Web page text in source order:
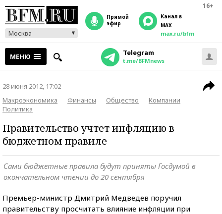
16+
Москва
прямой
эфир
Канал в
MAX
max.ru/bfm
МЕНЮ Telegram
t.me/BFMnews
28 июня 2012, 17:02
Макроэкономика
Финансы Общество
Компании
Политика
Правительство учтет инфляцию в
бюджетном правиле
Сами бюджетные правила будут приняты Госдумой в
окончательном чтении до 20 сентября
Премьер-министр Дмитрий Медведев поручил
правительству просчитать влияние инфляции при